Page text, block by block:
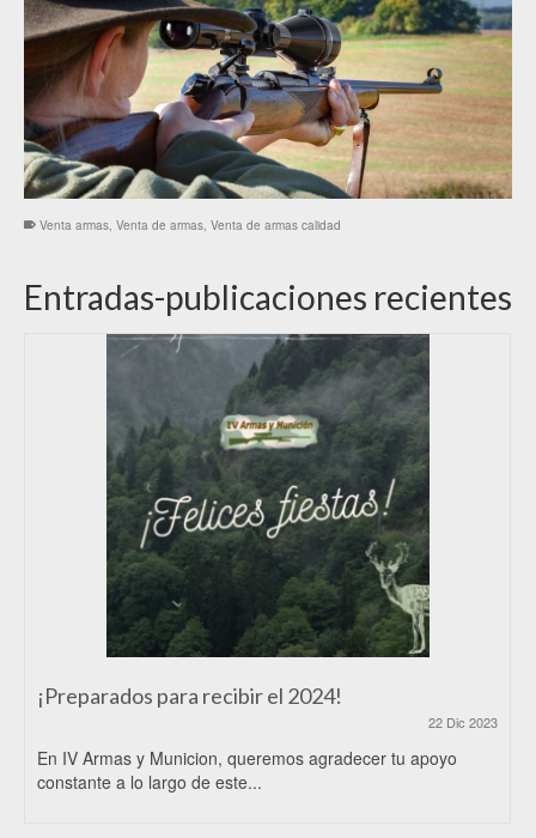
Venta armas Venta de armas Venta de armas calidad
Entradas-publicaciones recientes
¡Preparados para recibir el 2024!
22 Dic 2023
En IV Armas y Municion, queremos agradecer tu apoyo
constante a lo largo de este...